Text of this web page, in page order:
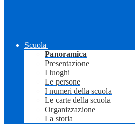
Scuola
Panoramica
Presentazione
I luoghi
Le persone
I numeri della scuola
Le carte della scuola
Organizzazione
La storia